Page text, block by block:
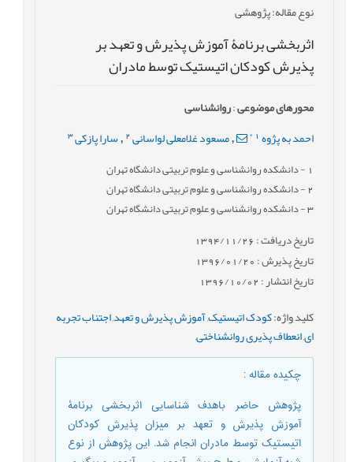
نوع مقاله: پژوهشی
اثربخشی برنامۀ آموزش پذیرش و تعهد بر
پذیرش کودکان اتیستیک توسط مادران
محورهای موضوعی:روانشناسی
احمد به پژوه1
*
,مسعود غلامعلی لواسانی 2
, سارا پازکی 3
- دانشکده روانشناسی و علوم تربیتی دانشگاه تهران
2- دانشکده روانشناسی و علوم تربیتی دانشگاه تهران
3- دانشکده روانشناسی و علوم تربیتی دانشگاه تهران
تاریخ دریافت : 1394/11/26
تاریخ پذیرش : 1396/01/20
تاریخ انتشار : 1396/10/02
کلید واژه:کودک اتیستیک,آموزش پذیرش و تعهد,اجتناب تجربه
ای,انعطاف پذیری روانشناختی,
چکیده مقاله:
پژوهش حاضر باهدف شناسایی اثربخشی برنامۀ
آموزش پذیرش و تعهد بر میزان پذیرش کودکان
اتیستیک توسط مادران انجام شد. این پژوهش از نوع